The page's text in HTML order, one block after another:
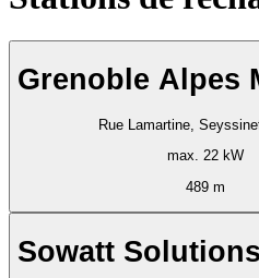
Grenoble Alpes
Rue Lamartine,
max. 22 kW
489 m
Sowatt